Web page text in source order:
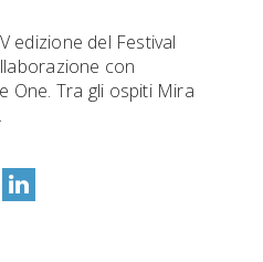
edizione del Festival
con
One. Tra gli ospiti Mira